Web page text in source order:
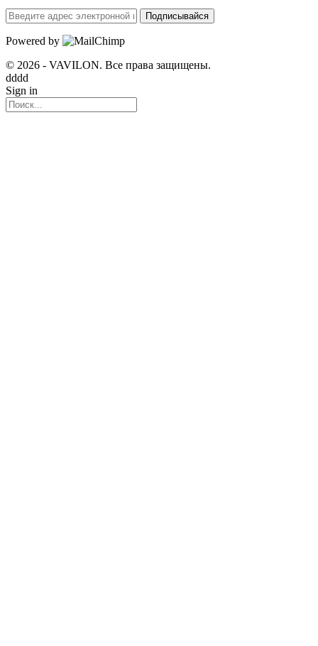
Подписывайся
Powered by
© 2026 - VAVILON. Все права защищены.
dddd
Sign in